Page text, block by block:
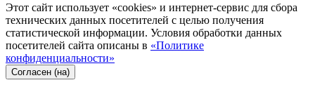
Этот сайт использует «cookies» и интернет-сервис для сбора
технических данных посетителей с целью получения
статистической информации. Условия обработки данных
посетителей сайта описаны в «Политике
конфиденциальности»
Согласен (на)